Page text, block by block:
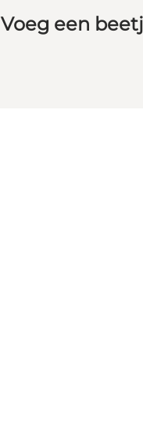
Voeg een